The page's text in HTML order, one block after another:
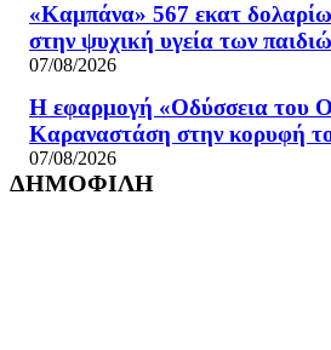
«Καμπάνα» 567 εκατ
στην ψυχική υγεία των
07/08/2026
Η εφαρμογή «Οδύσσεια του
Καραναστάση στην κορυφή
07/08/2026
ΔΗΜΟΦΙΛΗ